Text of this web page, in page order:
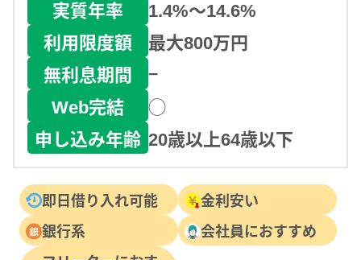
実質年率
1.4%〜14.6%
利用限度額
最大800万円
無利息期間
–
Web完結
◯
申し込み年齢 20歳以上64歳以下
即日借り入れ可能
金利安い
銀行系
会社員におすすめ